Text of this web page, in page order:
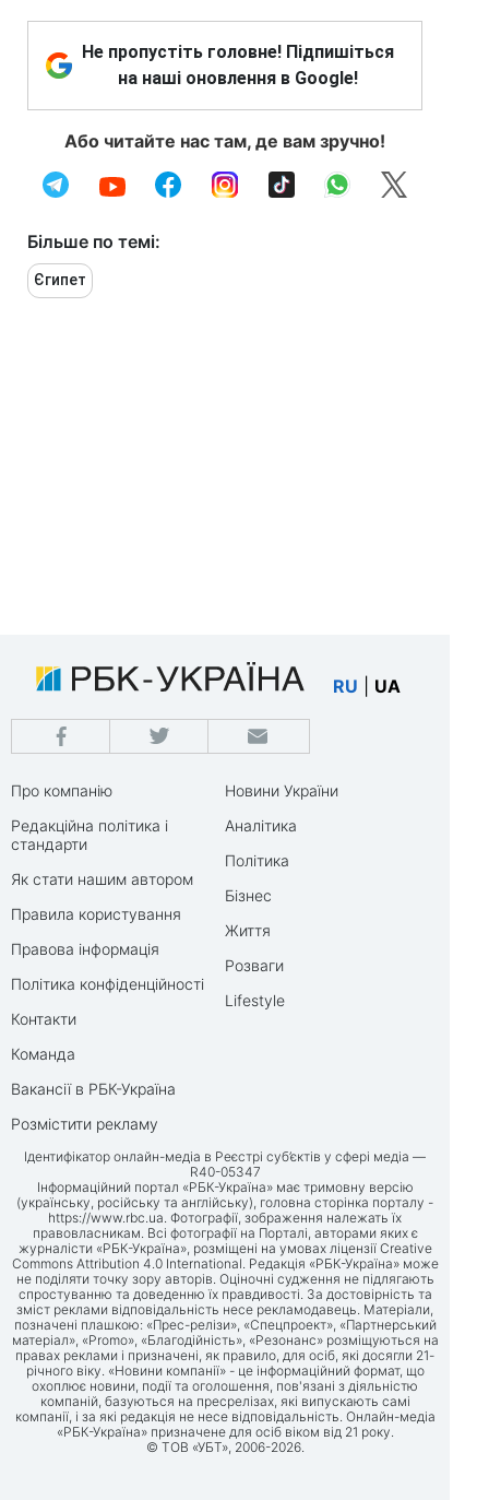
Не пропустіть головне! Підпишіться
на наші оновлення в Google!
Або читайте нас там, де вам зручно!
Більше по темі:
Єгипет
RU UA
Про компанію
Редакційна політика і
стандарти
Як стати нашим автором
Правила користування
Правова інформація
Політика конфіденційності
Контакти
Команда
Вакансії в РБК-Україна
Розмістити рекламу
Новини України
Аналітика
Політика
Бізнес
Життя
Розваги
Lifestyle
Ідентифікатор онлайн-медіа в Реєстрі суб’єктів у сфері медіа —
R40-05347
Інформаційний портал «РБК-Україна» має тримовну версію
(українську, російську та англійську), головна сторінка порталу -
https://www.rbc.ua. Фотографії, зображення належать їх
правовласникам. Всі фотографії на Порталі, авторами яких є
журналісти «РБК-Україна», розміщені на умовах ліцензії Creative
Commons Attribution 4.0 International. Редакція «РБК-Україна» може
не поділяти точку зору авторів. Оціночні судження не підлягають
спростуванню та доведенню їх правдивості. За достовірність та
зміст реклами відповідальність несе рекламодавець. Матеріали,
позначені плашкою: «Прес-релізи», «Спецпроект», «Партнерський
матеріал», «Promo», «Благодійність», «Резонанс» розміщуються на
правах реклами і призначені, як правило, для осіб, які досягли 21-
річного віку. «Новини компанії» - це інформаційний формат, що
охоплює новини, події та оголошення, пов'язані з діяльністю
компаній, базуються на пресрелізах, які випускають самі
компанії, і за які редакція не несе відповідальність. Онлайн-медіа
«РБК-Україна» призначене для осіб віком від 21 року.
© ТОВ «УБТ», 2006-2026.